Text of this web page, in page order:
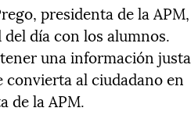
presidenta de la APM,
día con los alumnos.
una información
al ciudadano en
de la APM.